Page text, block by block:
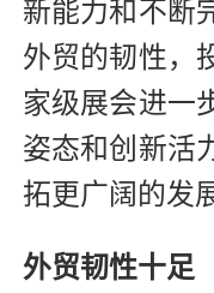
新能力和不断
外贸的韧性，
家级展会进一
姿态和创新活
拓更广阔的发
外贸韧性十足